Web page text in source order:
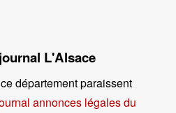
L'Alsace
département paraissent
annonces légales du